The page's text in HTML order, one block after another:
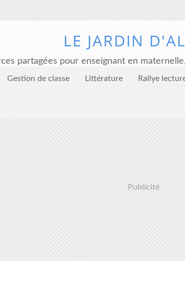
LE JARDIN
partagées pour enseignant en
Gestion de classe Littérature Rallye
Publicité